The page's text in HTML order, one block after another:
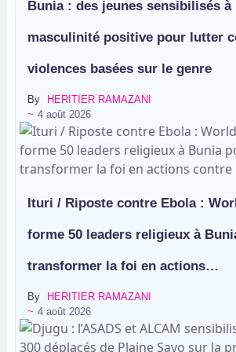
Bunia : des jeunes sensibilisés à
masculinité positive pour lutter
violences basées sur le genre
By
HERITIER RAMAZANI
~ 4 août 2026
Ituri / Riposte contre Ebola :
forme 50 leaders religieux à
transformer la foi en actions…
By
HERITIER RAMAZANI
~ 4 août 2026